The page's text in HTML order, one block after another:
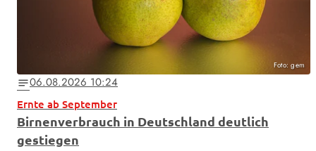
Foto: gem
notes06.08.2026 10:24
Ernte ab September
Birnenverbrauch in Deutschland deutlich
gestiegen